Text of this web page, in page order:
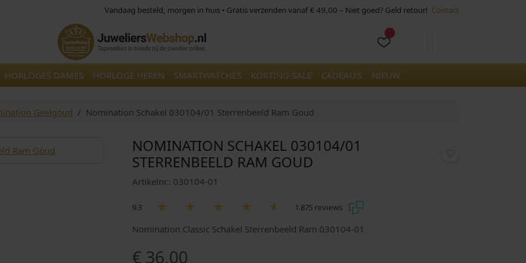
Vandaag besteld, morgen in huis • Gratis verzenden vanaf € 49,00 – Niet goed? Geld retour! Contact
HORLOGES DAMES HORLOGE HEREN SMARTWATCHES KORTING-SALE CADEAU’S NIEUW
Geelgoud Nomination Schakel 030104/01 Sterrenbeeld Ram Goud
NOMINATION SCHAKEL 030104/01
STERRENBEELD RAM GOUD
Artikelnr.: 030104-01
9.3 1.875 reviews
Nomination Classic Schakel Sterrenbeeld Ram 030104-01
€ 36,00